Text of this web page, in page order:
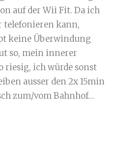
auf der Wii Fit. Da ich
telefonieren kann,
keine Überwindung
so, mein innerer
riesig, ich würde sonst
ausser den 2x 15min
zum/vom Bahnhof…